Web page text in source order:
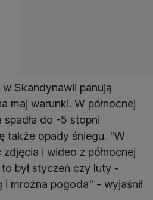
Skandynawii panują
maj warunki. W północnej
do -5 stopni
także opady śniegu. "W
i wideo z północnej
był styczeń czy luty -
i mroźna pogoda" - wyjaśnił